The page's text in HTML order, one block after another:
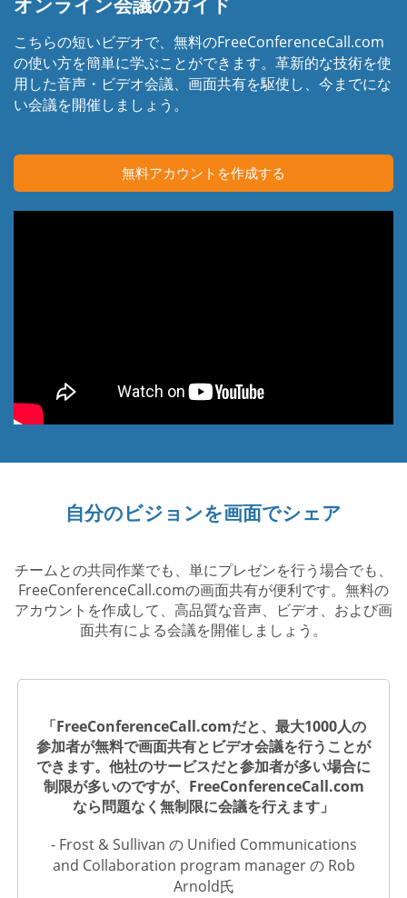
こちらの短いビデオで、無料のFreeConferenceCall.com
の使い方を簡単に学ぶことができます。革新的な技術を使
用した音声・ビデオ会議、画面共有を駆使し、今までにな
い会議を開催しましょう。
無料アカウントを作成する
自分のビジョンを画面でシェア
チームとの共同作業でも、単にプレゼンを行う場合でも、
FreeConferenceCall.comの画面共有が便利です。無料の
アカウントを作成して、高品質な音声、ビデオ、および画
面共有による会議を開催しましょう。
「FreeConferenceCall.comだと、最大1000人の
参加者が無料で画面共有とビデオ会議を行うことが
できます。他社のサービスだと参加者が多い場合に
制限が多いのですが、FreeConferenceCall.com
なら問題なく無制限に会議を行えます」
- Frost & Sullivan の Unified Communications
and Collaboration program manager の Rob
Arnold氏